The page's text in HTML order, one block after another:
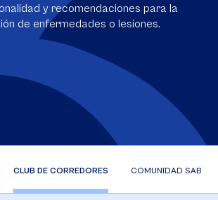
y recomendaciones para la
de enfermedades o lesiones.
CLUB DE CORREDORES COMUNIDAD